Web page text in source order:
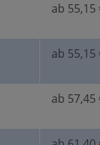
ab 55,15
ab 55,15
ab 57,45